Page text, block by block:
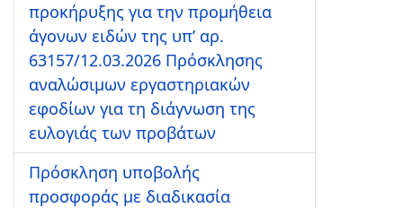
προκήρυξης για την προμήθεια
άγονων ειδών της υπ’ αρ.
63157/12.03.2026 Πρόσκλησης
αναλώσιμων εργαστηριακών
εφοδίων για τη διάγνωση της
ευλογιάς των προβάτων
Πρόσκληση υποβολής
προσφοράς με διαδικασία